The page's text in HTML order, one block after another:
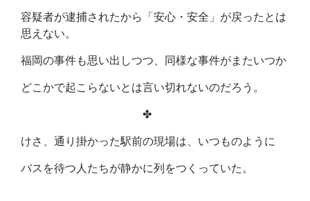
容疑者が逮捕されたから「安心・安全」が戻ったとは
思えない。
福岡の事件も思い出しつつ、同様な事件がまたいつか
どこかで起こらないとは言い切れないのだろう。
✤
けさ、通り掛かった駅前の現場は、いつものように
バスを待つ人たちが静かに列をつくっていた。